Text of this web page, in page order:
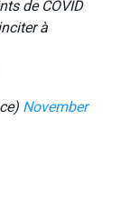
de COVID
à
November